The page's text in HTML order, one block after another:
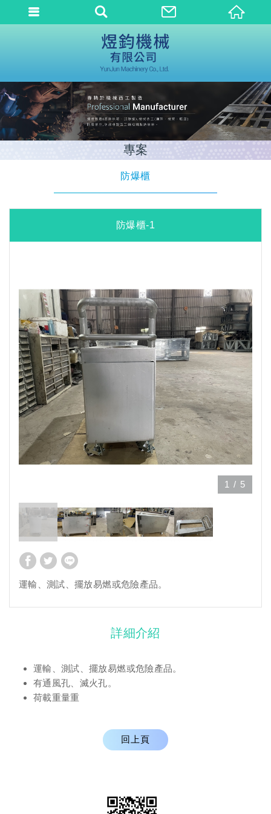
專案
防爆櫃
防爆櫃-1
運輸、測試、擺放易燃或危險產品。
1 / 5
詳細介紹
運輸、測試、擺放易燃或危險產品。
有通風孔、滅火孔。
荷載重量重
回上頁